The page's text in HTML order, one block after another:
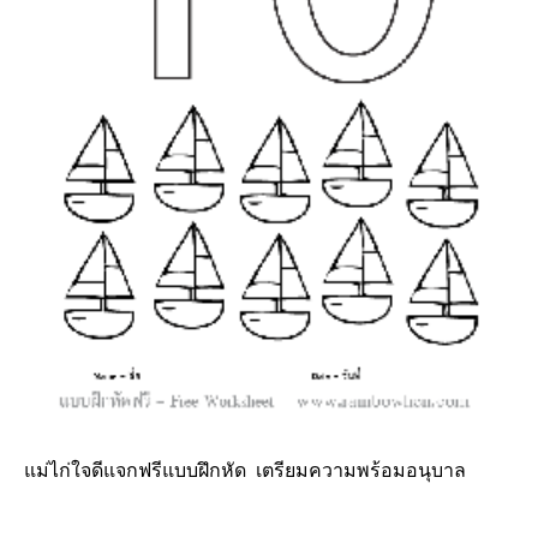
แม่ไก่ใจดีแจกฟรีแบบฝึกหัด เตรียมความพร้อมอนุบาล